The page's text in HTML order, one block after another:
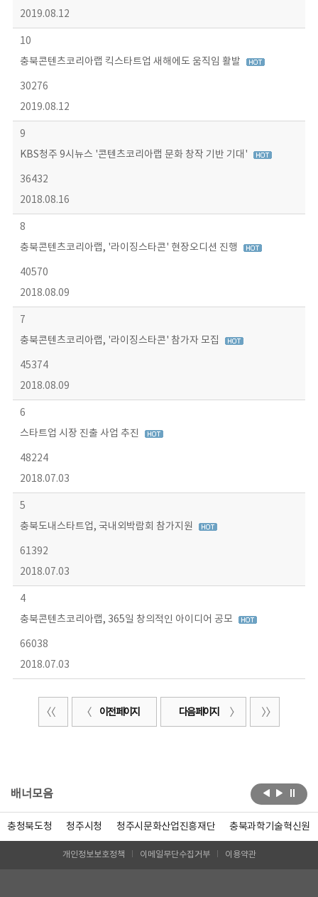
2019.08.12
10
충북콘텐츠코리아랩 킥스타트업 새해에도 움직임 활발
30276
2019.08.12
9
KBS청주 9시뉴스 '콘텐츠코리아랩 문화 창작 기반 기대'
36432
2018.08.16
8
충북콘텐츠코리아랩, '라이징스타콘' 현장오디션 진행
40570
2018.08.09
7
충북콘텐츠코리아랩, '라이징스타콘' 참가자 모집
45374
2018.08.09
6
스타트업 시장 진출 사업 추진
48224
2018.07.03
5
충북도내스타트업, 국내외박람회 참가지원
61392
2018.07.03
4
충북콘텐츠코리아랩, 365일 창의적인 아이디어 공모
66038
2018.07.03
이전 페이지 다음 페이지
배너모음
충청북도청 청주시청 청주시문화산업진흥재단 충북과학기술혁신원
개인정보보호정책 이메일무단수집거부 이용약관